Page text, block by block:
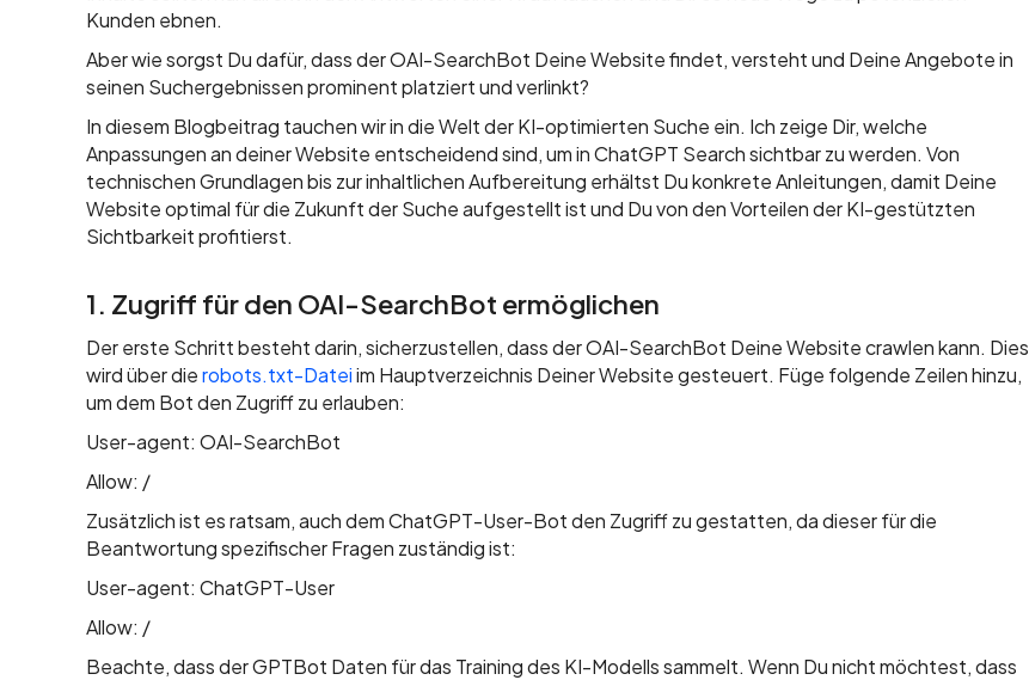
Kunden ebnen.
Aber wie sorgst Du dafür, dass der OAI-SearchBot Deine Website findet, versteht und Deine Angebote in
seinen Suchergebnissen prominent platziert und verlinkt?
In diesem Blogbeitrag tauchen wir in die Welt der KI-optimierten Suche ein. Ich zeige Dir, welche
Anpassungen an deiner Website entscheidend sind, um in ChatGPT Search sichtbar zu werden. Von
technischen Grundlagen bis zur inhaltlichen Aufbereitung erhältst Du konkrete Anleitungen, damit Deine
Website optimal für die Zukunft der Suche aufgestellt ist und Du von den Vorteilen der KI-gestützten
Sichtbarkeit profitierst.
1. Zugriff für den OAI-SearchBot ermöglichen
Der erste Schritt besteht darin, sicherzustellen, dass der OAI-SearchBot Deine Website crawlen kann. Dies
wird über dierobots.txt-Dateiim Hauptverzeichnis Deiner Website gesteuert. Füge folgende Zeilen hinzu,
um dem Bot den Zugriff zu erlauben:
User-agent: OAI-SearchBot
Allow: /
Zusätzlich ist es ratsam, auch dem ChatGPT-User-Bot den Zugriff zu gestatten, da dieser für die
Beantwortung spezifischer Fragen zuständig ist:
User-agent: ChatGPT-User
Allow: /
Beachte, dass der GPTBot Daten für das Training des KI-Modells sammelt. Wenn Du nicht möchtest, dass